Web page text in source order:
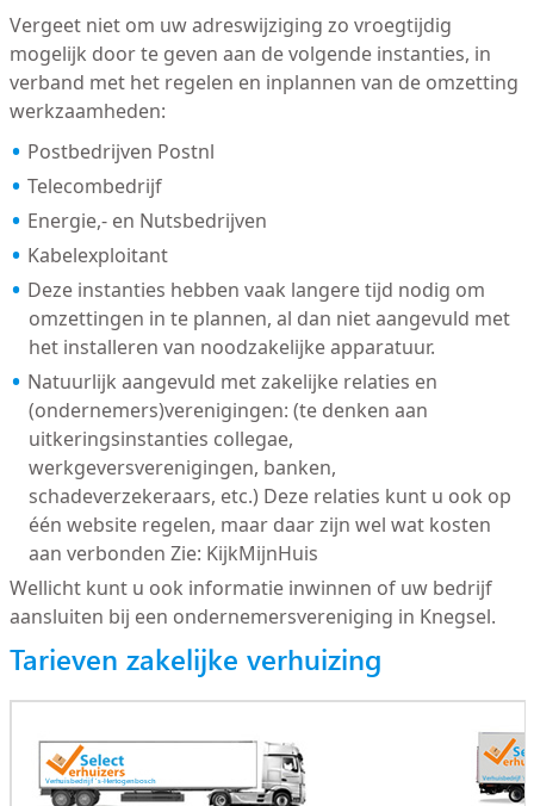
Vergeet niet om uw adreswijziging zo vroegtijdig
mogelijk door te geven aan de volgende instanties, in
verband met het regelen en inplannen van de omzetting
werkzaamheden:
Postbedrijven Postnl
Telecombedrijf
Energie,- en Nutsbedrijven
Kabelexploitant
Deze instanties hebben vaak langere tijd nodig om
omzettingen in te plannen, al dan niet aangevuld met
het installeren van noodzakelijke apparatuur.
Natuurlijk aangevuld met zakelijke relaties en
(ondernemers)verenigingen: (te denken aan
uitkeringsinstanties collegae,
werkgeversverenigingen, banken,
schadeverzekeraars, etc.) Deze relaties kunt u ook op
één website regelen, maar daar zijn wel wat kosten
aan verbonden Zie: KijkMijnHuis
Wellicht kunt u ook informatie inwinnen of uw bedrijf
aansluiten bij een ondernemersvereniging in Knegsel.
Tarieven zakelijke verhuizing